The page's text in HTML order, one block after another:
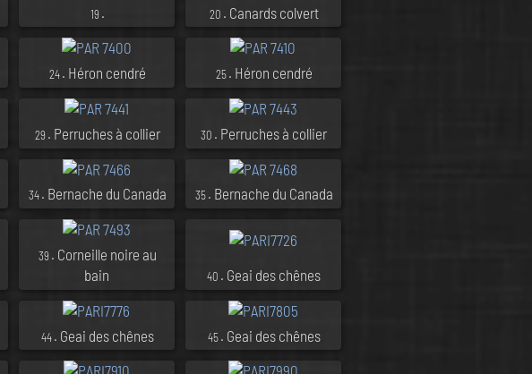
19 . 20 . Canards colvert
24 . Héron cendré 25. Héron cendré
29 . Perruches à collier 30 . Perruches à collier
34 . Bernache du Canada 35. Bernache du Canada
39 . Corneille noire au
bain
40 . Geai des chênes
44 . Geai des chênes 45. Geai des chênes